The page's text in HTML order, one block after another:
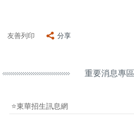
友善列印 分享
重要消息專區
⭐東華招生訊息網